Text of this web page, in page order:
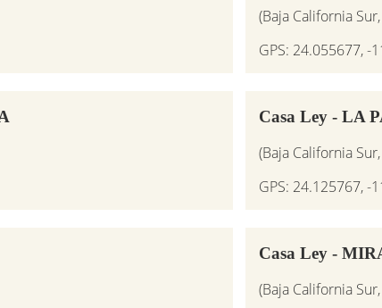
(Baja California Sur,
GPS: 24.055677, -
Casa Ley - LA
(Baja California Sur,
GPS: 24.125767, -
Casa Ley -
(Baja California Sur,